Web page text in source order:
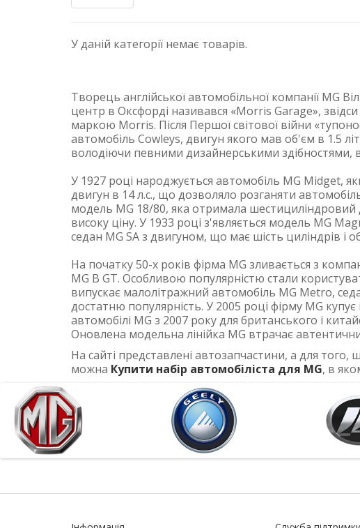
У даній категорії немає товарів.
Творець англійської автомобільної компанії MG
центр в Оксфорді називався «Morris Garage»,
маркою Morris. Після Першої світової війни
автомобіль Cowleys, двигун якого мав об'єм в 1.5
володіючи певними дизайнерськими здібностями,
У 1927 році народжується автомобіль MG Midget,
двигун в 14 л.с., що дозволяло розганяти
модель MG 18/80, яка отримала
високу ціну. У 1933 році з'являється модель MG
седан MG SA з двигуном, що має шість циліндрів і
На початку 50-х років фірма MG зливається з
MG B GT. Особливою популярністю стали
випускає малолітражний автомобіль MG Metro,
достатню популярність. У 2005 році фірму MG
автомобілі MG з 2007 року для британського і
Оновлена ​​модельна лінійка MG втрачає
На сайті представлені автозапчастини, а для
можна Купити набір автомобіліста для MG, в